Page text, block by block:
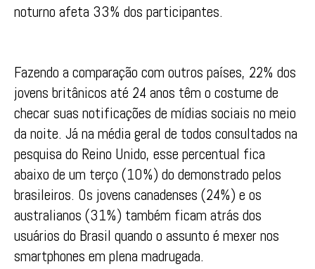
noturno afeta 33% dos participantes.
Fazendo a comparação com outros países, 22% dos
jovens britânicos até 24 anos têm o costume de
checar suas notificações de mídias sociais no meio
da noite. Já na média geral de todos consultados na
pesquisa do Reino Unido, esse percentual fica
abaixo de um terço (10%) do demonstrado pelos
brasileiros. Os jovens canadenses (24%) e os
australianos (31%) também ficam atrás dos
usuários do Brasil quando o assunto é mexer nos
smartphones em plena madrugada.